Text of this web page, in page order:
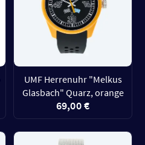
UMF Herrenuhr "Melkus
Glasbach" Quarz, orange
69,00 €